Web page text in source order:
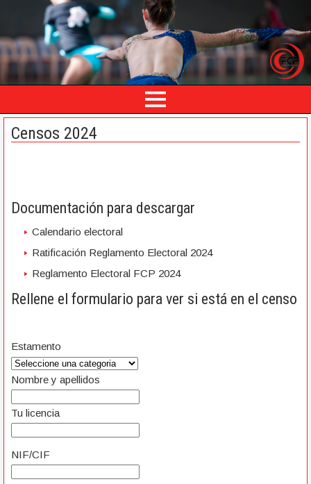
Censos 2024
Documentación para descargar
Calendario electoral
Ratificación Reglamento Electoral 2024
Reglamento Electoral FCP 2024
Rellene el formulario para ver si está en el censo
Estamento
Nombre y apellidos
Tu licencia
NIF/CIF